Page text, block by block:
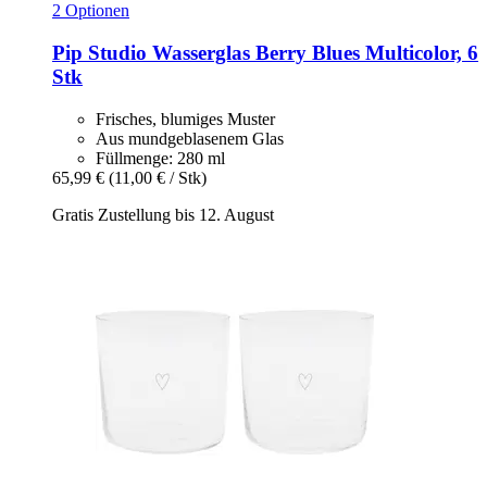
2 Optionen
Pip Studio Wasserglas Berry Blues Multicolor, 6
Stk
Frisches, blumiges Muster
Aus mundgeblasenem Glas
Füllmenge: 280 ml
65,99 € (11,00 € / Stk)
Gratis Zustellung bis 12. August